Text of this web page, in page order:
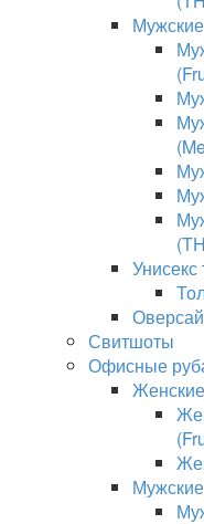
Унисекс
Свитшоты
Офисные